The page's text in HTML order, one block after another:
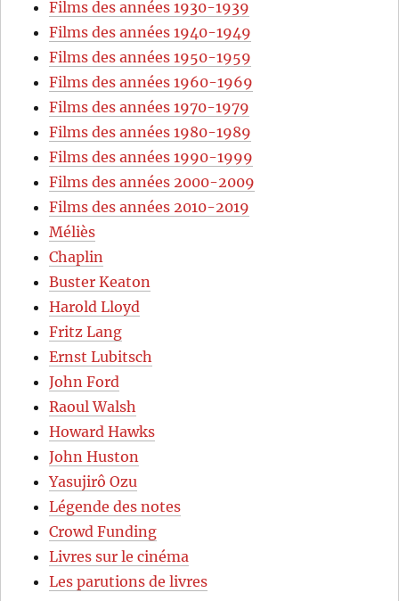
Films des années 1930-1939
Films des années 1940-1949
Films des années 1950-1959
Films des années 1960-1969
Films des années 1970-1979
Films des années 1980-1989
Films des années 1990-1999
Films des années 2000-2009
Films des années 2010-2019
Méliès
Chaplin
Buster Keaton
Harold Lloyd
Fritz Lang
Ernst Lubitsch
John Ford
Raoul Walsh
Howard Hawks
John Huston
Yasujirô Ozu
Légende des notes
Crowd Funding
Livres sur le cinéma
Les parutions de livres